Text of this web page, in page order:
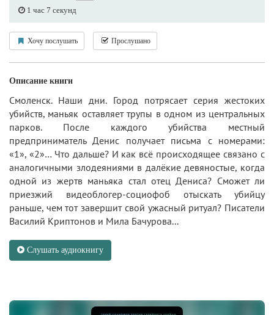
1 час 7 секунд
Хочу послушать Прослушано
Описание книги
Смоленск. Наши дни. Город потрясает серия жестоких
убийств, маньяк оставляет трупы в одном из центральных
парков. После каждого убийства местный
предприниматель Денис получает письма с номерами:
«1», «2»… Что дальше? И как всё происходящее связано с
аналогичными злодеяниями в далёкие девяностые, когда
одной из жертв маньяка стал отец Дениса? Сможет ли
приезжий видеоблогер-социофоб отыскать убийцу
раньше, чем тот завершит свой ужасный ритуал? Писатели
Василий Криптонов и Мила Бачурова...
Слушать аудиокнигу